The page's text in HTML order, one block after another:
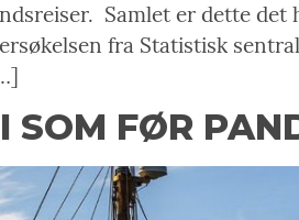
Samlet er dette
fra Statistisk
SOM FØR